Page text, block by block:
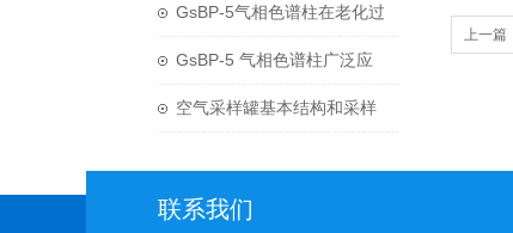
和清洗方法
GsBP-5气相色谱柱在老化过
程中需要注意哪些细节呢？
GsBP-5 气相色谱柱广泛应
用于化学领域中
空气采样罐基本结构和采样
上一篇
联系我们